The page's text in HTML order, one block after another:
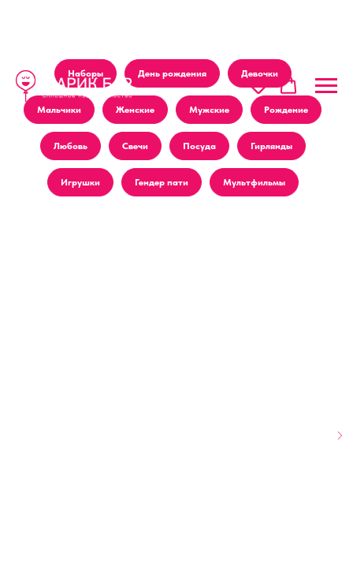
Наборы День рождения Девочки
Мальчики Женские Мужские Рождение
Любовь Свечи Посуда Гирлянды
Игрушки Гендер пати Мультфильмы